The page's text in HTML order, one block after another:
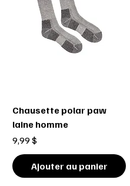
Chausette polar paw
laine homme
Prix
9,99 $
Ajouter au panier